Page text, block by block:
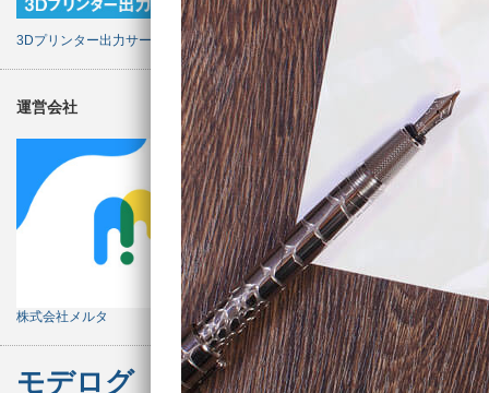
3Dプリンター出力サービス
運営会社
株式会社メルタ
モデログ